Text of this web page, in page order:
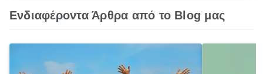
Ενδιαφέροντα Άρθρα από το Blog μας